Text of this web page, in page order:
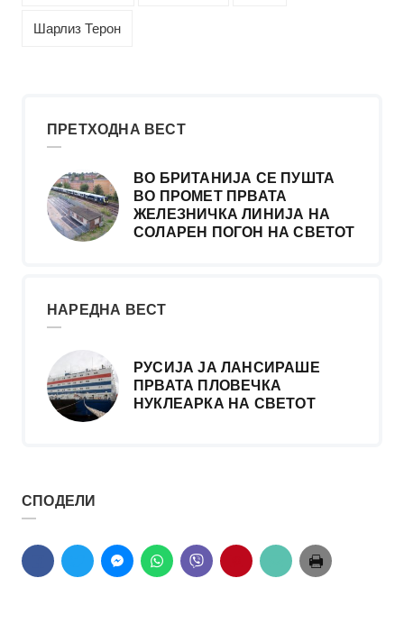
Шарлиз Терон
ПРЕТХОДНА ВЕСТ
ВО БРИТАНИЈА СЕ ПУШТА
ВО ПРОМЕТ ПРВАТА
ЖЕЛЕЗНИЧКА ЛИНИЈА НА
СОЛАРЕН ПОГОН НА СВЕТОТ
НАРЕДНА ВЕСТ
РУСИЈА ЈА ЛАНСИРАШЕ
ПРВАТА ПЛОВЕЧКА
НУКЛЕАРКА НА СВЕТОТ
СПОДЕЛИ